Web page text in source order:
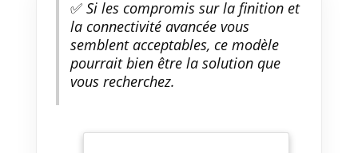
✅Si les compromis sur la finition et
la connectivité avancée vous
semblent acceptables, ce modèle
pourrait bien être la solution que
vous recherchez.